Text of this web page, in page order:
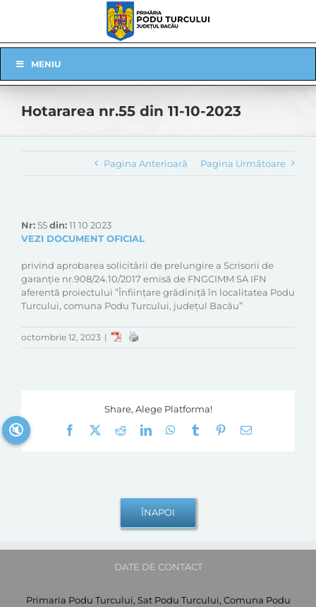
Navigation
MENIU
Hotararea nr.55 din 11-10-2023
Pagina Anterioară Pagina Următoare
Nr:55din:11 10 2023
VEZI DOCUMENT OFICIAL
privind aprobarea solicitării de prelungire a Scrisorii de
garanție nr.908/24.10/2017 emisă de FNGCIMM SA IFN
aferentă proiectului ”Înființare grădiniță în localitatea Podu
Turcului, comuna Podu Turcului, județul Bacău”
octombrie 12, 2023 |
Share, Alege Platforma!
Facebook
RedditLinkedInWhatsApp
Tumblr Pinterest
E-
DATE DE CONTACT
Primaria Podu Turcului, Sat Podu Turcului, Comuna Podu
🔇